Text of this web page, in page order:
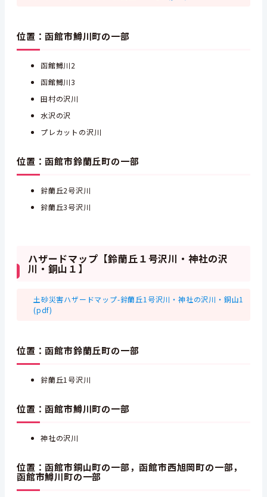
位置：函館市鱒川町の一部
函館鱒川2
函館鱒川3
田村の沢川
水沢の沢
プレカットの沢川
位置：函館市鈴蘭丘町の一部
鈴蘭丘2号沢川
鈴蘭丘3号沢川
ハザードマップ【鈴蘭丘１号沢川・神社の沢
川・銅山１】
土砂災害ハザードマップ-鈴蘭丘1号沢川・神社の沢川・銅山1
(pdf)
位置：函館市鈴蘭丘町の一部
鈴蘭丘1号沢川
位置：函館市鱒川町の一部
神社の沢川
位置：函館市銅山町の一部，函館市西旭岡町の一部，
函館市鱒川町の一部